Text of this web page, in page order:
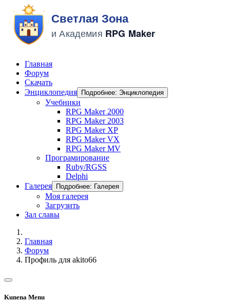
Главная
Форум
Скачать
Энциклопедия
Подробнее: Энциклопедия
Учебники
RPG Maker 2000
RPG Maker 2003
RPG Maker XP
RPG Maker VX
RPG Maker MV
Програмирование
Ruby/RGSS
Delphi
Галерея
Подробнее: Галерея
Моя галерея
Загрузить
Зал славы
Главная
Форум
Профиль для akito66
Kunena Menu